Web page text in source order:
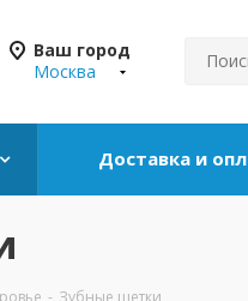
Ваш город
Москва
Доставка и
- Зубные щетки